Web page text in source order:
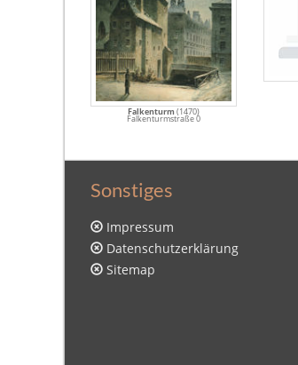
Falkenturm(1470)
Falkenturmstraße 0
Sonstiges
Impressum
Datenschutzerklärung
Sitemap